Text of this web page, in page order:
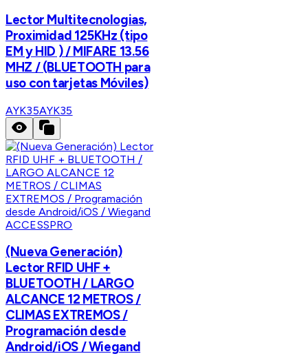
Lector Multitecnologias,
Proximidad 125KHz (tipo
EM y HID ) / MIFARE 13.56
MHZ / (BLUETOOTH para
uso con tarjetas Móviles)
AYK35AYK35
ACCESSPRO
(Nueva Generación)
Lector RFID UHF +
BLUETOOTH / LARGO
ALCANCE 12 METROS /
CLIMAS EXTREMOS /
Programación desde
Android/iOS / Wiegand